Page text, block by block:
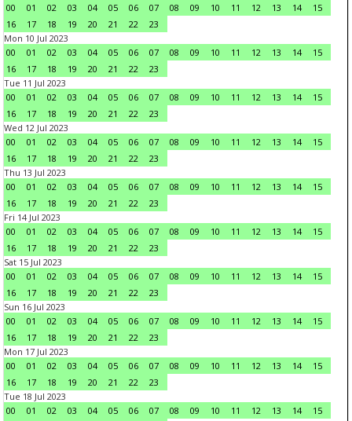
00
01 02 03 04 05 06 07 08 09 10 11 12 13 14
15
16
17 18 19 20 21 22
23
Mon 10 Jul 2023
00
01 02 03 04 05 06 07 08 09 10 11 12 13 14
15
16
17 18 19 20 21 22
23
Tue 11 Jul 2023
00
01 02 03 04 05 06 07 08 09 10 11 12 13 14
15
16
17 18 19 20 21 22
23
Wed 12 Jul 2023
00
01 02 03 04 05 06 07 08 09 10 11 12 13 14
15
16
17 18 19 20 21 22
23
Thu 13 Jul 2023
00
01 02 03 04 05 06 07 08 09 10 11 12 13 14
15
16
17 18 19 20 21 22
23
Fri 14 Jul 2023
00
01 02 03 04 05 06 07 08 09 10 11 12 13 14
15
16
17 18 19 20 21 22
23
Sat 15 Jul 2023
00
01 02 03 04 05 06 07 08 09 10 11 12 13 14
15
16
17 18 19 20 21 22
23
Sun 16 Jul 2023
00
01 02 03 04 05 06 07 08 09 10 11 12 13 14
15
16
17 18 19 20 21 22
23
Mon 17 Jul 2023
00
01 02 03 04 05 06 07 08 09 10 11 12 13 14
15
16
17 18 19 20 21 22
23
Tue 18 Jul 2023
00
01 02 03 04 05 06 07 08 09 10 11 12 13 14 15